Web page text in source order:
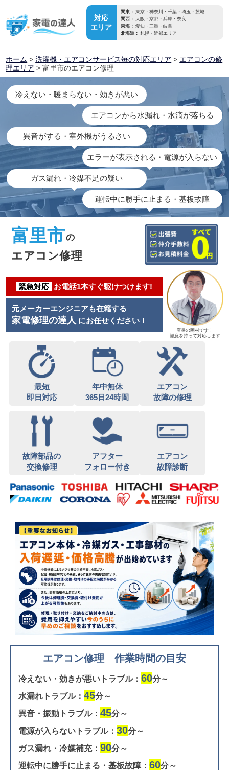
対応
エリア
関東： 東京・神奈川・千葉・埼玉・茨城
関西： 大阪・京都・兵庫・奈良
東海： 愛知・三重・岐阜
北海道： 札幌・近郊エリア
ホーム >洗濯機・エアコンサービス毎の対応エリア > エアコンの修
理エリア > 富里市のエアコン修理
冷えない・暖まらない・効きが悪い
エアコンから水漏れ・水滴が落ちる
異音がする・室外機がうるさい
エラーが表示される・電源が入らない
ガス漏れ・冷媒不足の疑い
運転中に勝手に止まる・基板故障
富里市の
エアコン修理
緊急対応 お電話1本すぐ駆けつけます!
元メーカーエンジニアも在籍する
家電修理の達人 にお任せください！
店長の岡村です！
誠意を持って対応します
最短
即日対応
年中無休
365日24時間
エアコン
故障の修理
故障部品の
交換修理
アフター
フォロー付き
エアコン
故障診断
エアコン修理 作業時間の目安
冷えない・効きが悪いトラブル： 60分～
水漏れトラブル： 45分～
異音・振動トラブル： 45分～
電源が入らないトラブル： 30分～
ガス漏れ・冷媒補充： 90分～
運転中に勝手に止まる・基板故障： 60分～